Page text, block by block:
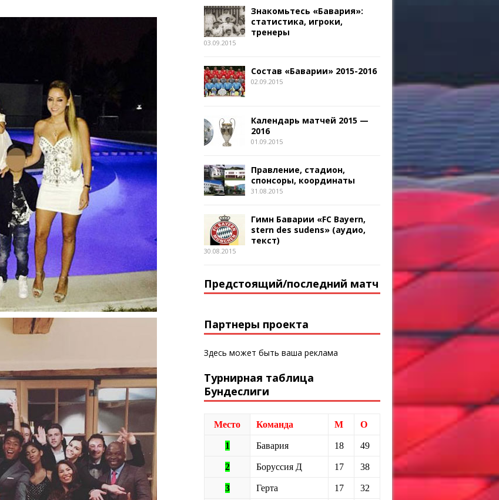
Знакомьтесь «Бавария»:
статистика, игроки,
тренеры
03.09.2015
Состав «Баварии» 2015-2016
02.09.2015
Календарь матчей 2015 —
2016
01.09.2015
Правление, стадион,
спонсоры, координаты
31.08.2015
Гимн Баварии «FC Bayern,
stern des sudens» (аудио,
текст)
30.08.2015
Предстоящий/последний матч
Партнеры проекта
Здесь может быть ваша реклама
Турнирная таблица
Бундеслиги
Место Команда М О
1 Бавария 18 49
2 Боруссия Д 17 38
3 Герта 17 32